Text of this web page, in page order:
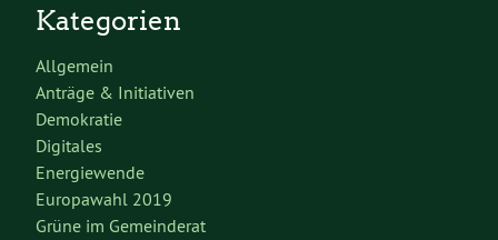
Kategorien
Allgemein
Anträge & Initiativen
Demokratie
Digitales
Energiewende
Europawahl 2019
Grüne im Gemeinderat